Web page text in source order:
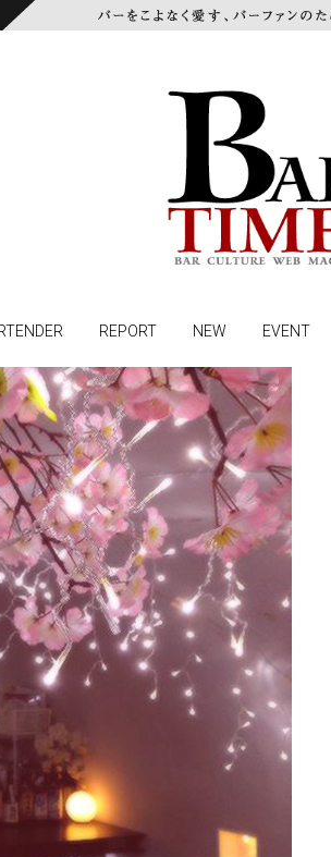
REPORT NEW EVENT